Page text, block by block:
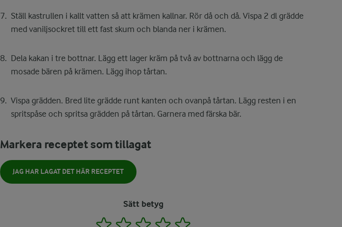
Ställ kastrullen i kallt vatten så att krämen kallnar. Rör då och då. Vispa 2 dl grädde
med vaniljsockret till ett fast skum och blanda ner i krämen.
Dela kakan i tre bottnar. Lägg ett lager kräm på två av bottnarna och lägg de
mosade bären på krämen. Lägg ihop tårtan.
Vispa grädden. Bred lite grädde runt kanten och ovanpå tårtan. Lägg resten i en
spritspåse och spritsa grädden på tårtan. Garnera med färska bär.
Markera receptet som tillagat
JAG HAR LAGAT DET HÄR RECEPTET
Sätt betyg
1 2 3 4